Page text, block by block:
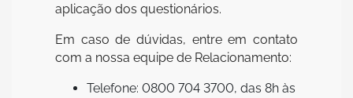
aplicação dos questionários.
Em caso de dúvidas, entre em contato
com a nossa equipe de Relacionamento:
Telefone: 0800 704 3700, das 8h às